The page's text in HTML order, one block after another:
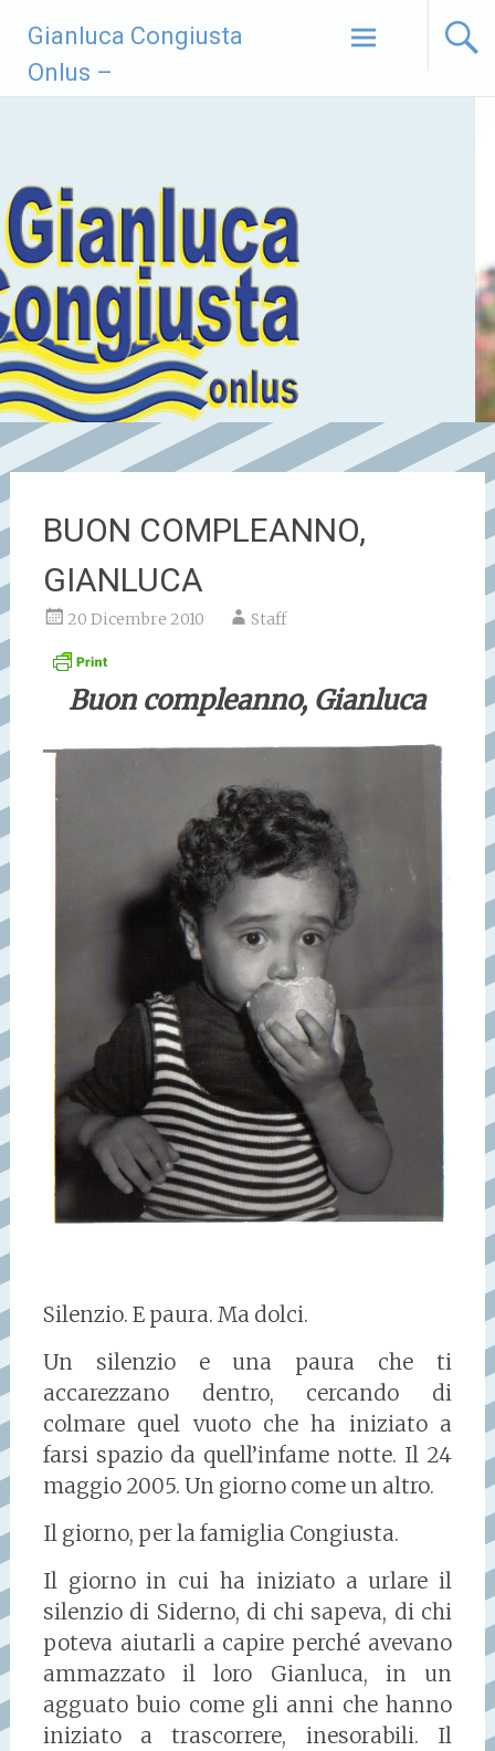
contenuto
Gianluca Congiusta
Onlus –
BUON COMPLEANNO,
GIANLUCA
20 Dicembre 2010 Staff
Buon compleanno, Gianluca
Silenzio. E paura. Ma dolci.
Un silenzio e una paura che ti
accarezzano dentro, cercando di
colmare quel vuoto che ha iniziato a
farsi spazio da quell’infame notte. Il 24
maggio 2005. Un giorno come un altro.
Il giorno, per la famiglia Congiusta.
Il giorno in cui ha iniziato a urlare il
silenzio di Siderno, di chi sapeva, di chi
poteva aiutarli a capire perché avevano
ammazzato il loro Gianluca, in un
agguato buio come gli anni che hanno
iniziato a trascorrere, inesorabili. Il